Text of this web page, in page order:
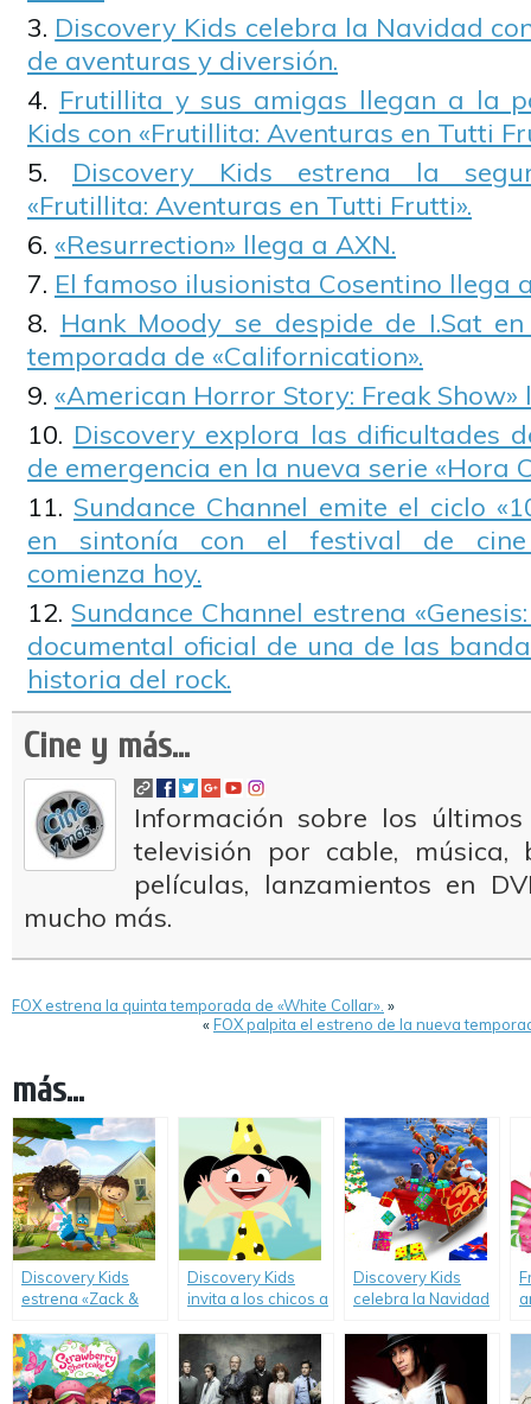
Discovery Kids celebra la Navidad
de aventuras y diversión.
Frutillita y sus amigas llegan a la
Kids con «Frutillita: Aventuras en Tutti
Discovery Kids estrena la
«Frutillita: Aventuras en Tutti Frutti».
«Resurrection» llega a AXN.
El famoso ilusionista Cosentino llega
Hank Moody se despide de I.Sat
temporada de «Californication».
«American Horror Story: Freak Show»
Discovery explora las dificultades
de emergencia en la nueva serie «Hora
Sundance Channel emite el ciclo
en sintonía con el festival de cine
comienza hoy.
Sundance Channel estrena
documental oficial de una de las
historia del rock.
Cine y más...
Información sobre los
televisión por cable, música,
películas, lanzamientos en
mucho más.
FOX estrena la quinta temporada de «White Collar». »
«FOX palpita el estreno de la nueva
más...
Discovery Kids
estrena «Zack &
Discovery Kids
invita a los chicos a
misterios de la
ciencia en el
estreno de la
Discovery Kids
celebra la Navidad
llena de aventuras
y diversión.